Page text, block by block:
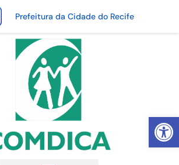
Abrir
Prefeitura da Cidade do Recife